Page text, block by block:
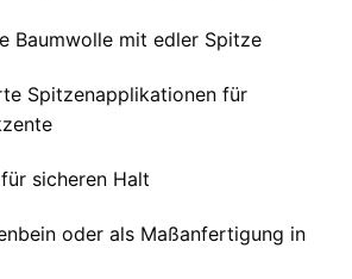
Baumwolle mit edler Spitze
Spitzenapplikationen für
sicheren Halt
oder als Maßanfertigung in